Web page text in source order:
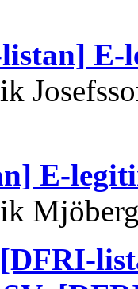
E-
E-
[DFRI-